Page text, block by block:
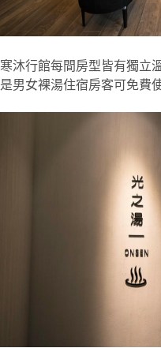
寒沐行館每間房型皆有獨立
是男女裸湯住宿房客可免費